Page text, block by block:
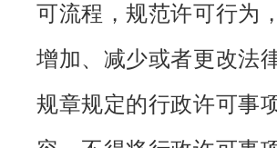
可流程，规范许可行为
增加、减少或者更改法
规章规定的行政许可事